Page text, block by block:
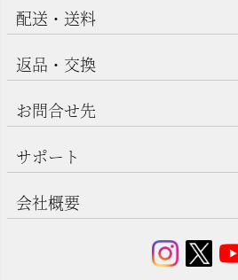
配送・送料
返品・交換
お問合せ先
サポート
会社概要